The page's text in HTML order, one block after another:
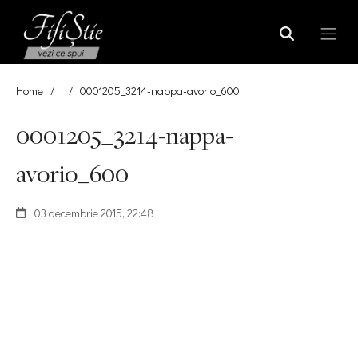
Home / / 0001205_3214-nappa-avorio_600
0001205_3214-nappa-
avorio_600
03 decembrie 2015, 22:48